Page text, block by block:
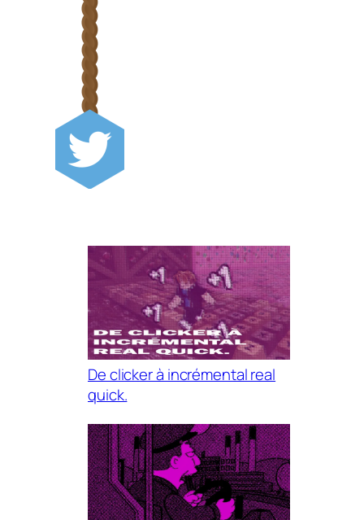
De clicker à incrémental real
quick.